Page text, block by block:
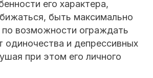
его характера,
быть максимально
возможности ограждать
одиночества и депрессивных
при этом его личного